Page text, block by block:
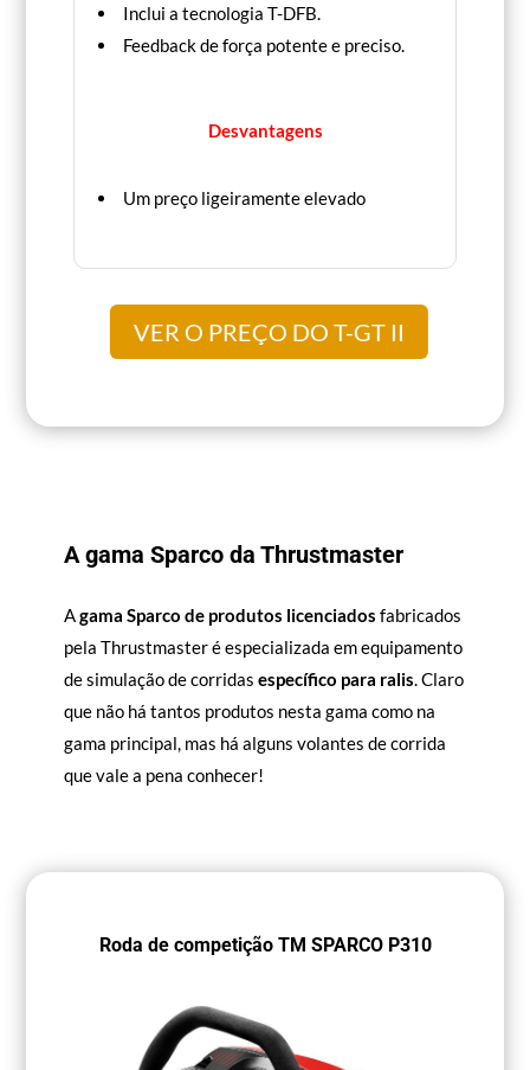
Inclui a tecnologia T-DFB.
Feedback de força potente e preciso.
Desvantagens
Um preço ligeiramente elevado
VER O PREÇO DO T-GT II
A gama Sparco da Thrustmaster
Agama Sparco de produtos licenciados fabricados
pela Thrustmaster é especializada em equipamento
de simulação de corridas específico para ralis. Claro
que não há tantos produtos nesta gama como na
gama principal, mas há alguns volantes de corrida
que vale a pena conhecer!
Roda de competição TM SPARCO P310